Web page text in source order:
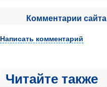
Комментарии сайта
Написать комментарий
Читайте также